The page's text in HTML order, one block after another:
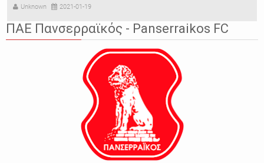
Unknown 2021-01-19
ΠΑΕ Πανσερραϊκός - Panserraikos FC